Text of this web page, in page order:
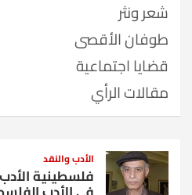
شعر ونثر
طوفان الأقصى
قضايا اجتماعية
مقالات الرأي
الأدب والنقد
فلسطينية